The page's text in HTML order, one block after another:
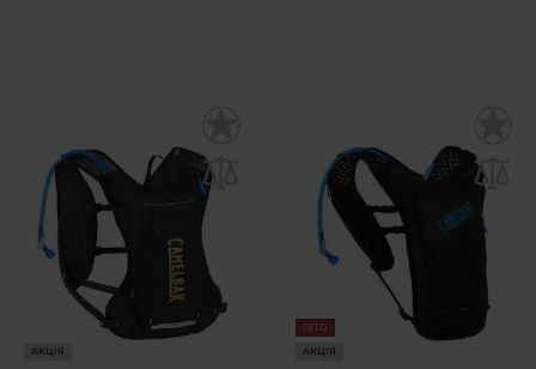
АКЦІЯ
ЛІТО
АКЦІЯ